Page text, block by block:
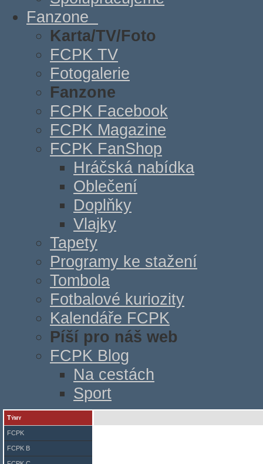
Fanzone
Karta/TV/Foto
FCPK TV
Fotogalerie
Fanzone
FCPK Facebook
FCPK Magazine
FCPK FanShop
Hráčská nabídka
Oblečení
Doplňky
Vlajky
Tapety
Programy ke stažení
Tombola
Fotbalové kuriozity
Kalendáře FCPK
Píší pro náš web
FCPK Blog
Na cestách
Sport
Týmy
FCPK
FCPK B